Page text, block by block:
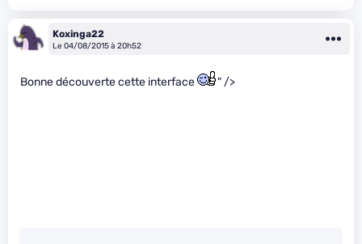
Koxinga22
Le 04/08/2015 à 20h52
Bonne découverte cette interface " />